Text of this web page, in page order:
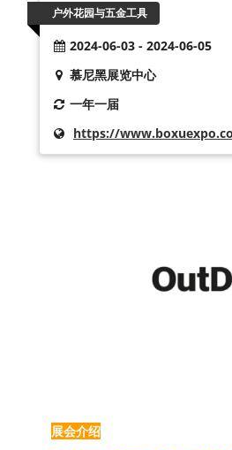
户外花园与五金工具
2024-06-03 - 2024-06-05
慕尼黑展览中心
一年一届
https://
展会介绍